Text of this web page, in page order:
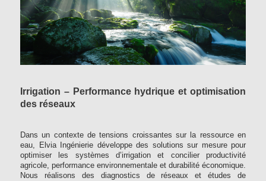
Irrigation – Performance hydrique et optimisation
des réseaux
Dans un contexte de tensions croissantes sur la ressource en
eau, Elvia Ingénierie développe des solutions sur mesure pour
optimiser les systèmes d’irrigation et concilier productivité
agricole, performance environnementale et durabilité économique.
Nous réalisons des diagnostics de réseaux et études de